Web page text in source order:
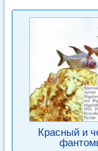
Красный и